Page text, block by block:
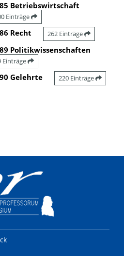
85 Betriebswirtschaft
Einträge
86 Recht 262 Einträge
89 Politikwissenschaften
Einträge
90 Gelehrte 220 Einträge